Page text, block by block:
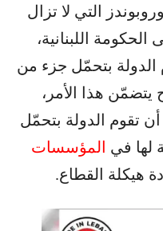
التي لا تزال
اللبنانية،
بتحمّل جزء من
هذا الأمر،
تقوم الدولة بتحمّل
لها في المؤسسات
هيكلة القطاع.